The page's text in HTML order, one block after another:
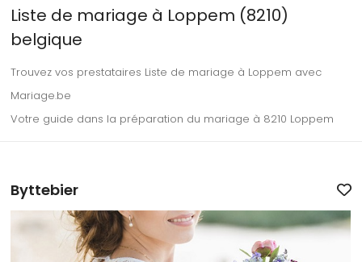
Liste de mariage à Loppem (8210)
belgique
Trouvez vos prestataires Liste de mariage à Loppem avec
Mariage.be
Votre guide dans la préparation du mariage à 8210 Loppem
Byttebier